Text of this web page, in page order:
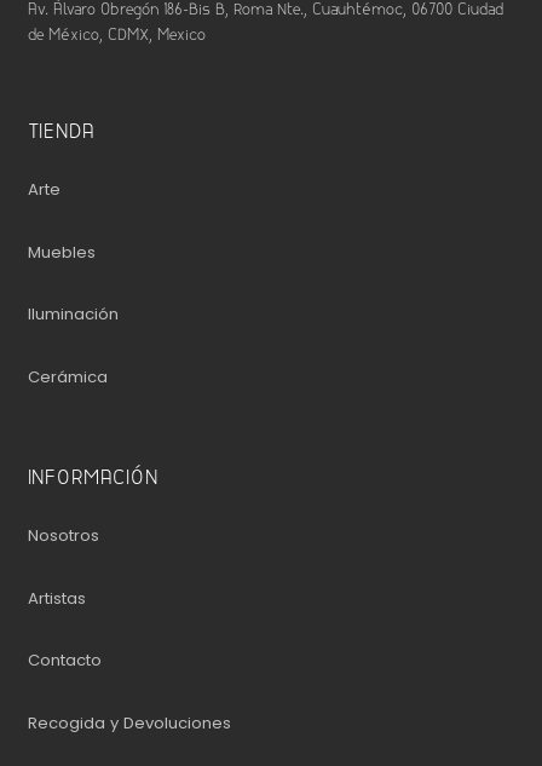
Av. Álvaro Obregón 186-Bis B, Roma Nte., Cuauhtémoc, 06700 Ciudad
de México, CDMX, Mexico
TIENDA
Arte
Muebles
Iluminación
Cerámica
INFORMACIÓN
Nosotros
Artistas
Contacto
Recogida y Devoluciones